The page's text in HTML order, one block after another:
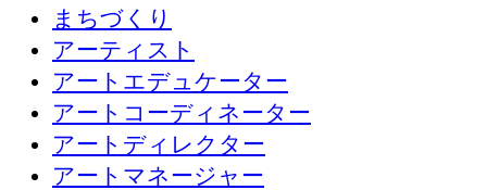
まちづくり
アーティスト
アートエデュケーター
アートコーディネーター
アートディレクター
アートマネージャー